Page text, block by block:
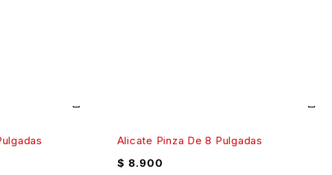
Alicate Pinza De 8 Pulgadas
$ 8.900